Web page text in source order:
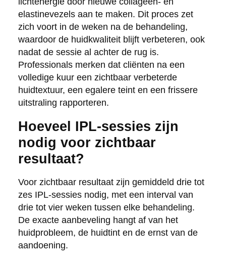
elastinevezels aan te maken. Dit proces zet
zich voort in de weken na de behandeling,
waardoor de huidkwaliteit blijft verbeteren, ook
nadat de sessie al achter de rug is.
Professionals merken dat cliënten na een
volledige kuur een zichtbaar verbeterde
huidtextuur, een egalere teint en een frissere
uitstraling rapporteren.
Hoeveel IPL-sessies zijn
nodig voor zichtbaar
resultaat?
Voor zichtbaar resultaat zijn gemiddeld drie tot
zes IPL-sessies nodig, met een interval van
drie tot vier weken tussen elke behandeling.
De exacte aanbeveling hangt af van het
huidprobleem, de huidtint en de ernst van de
aandoening.